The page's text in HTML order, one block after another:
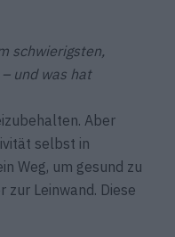
schwierigsten,
und was hat
Aber
selbst in
Weg, um gesund zu
zur Leinwand. Diese